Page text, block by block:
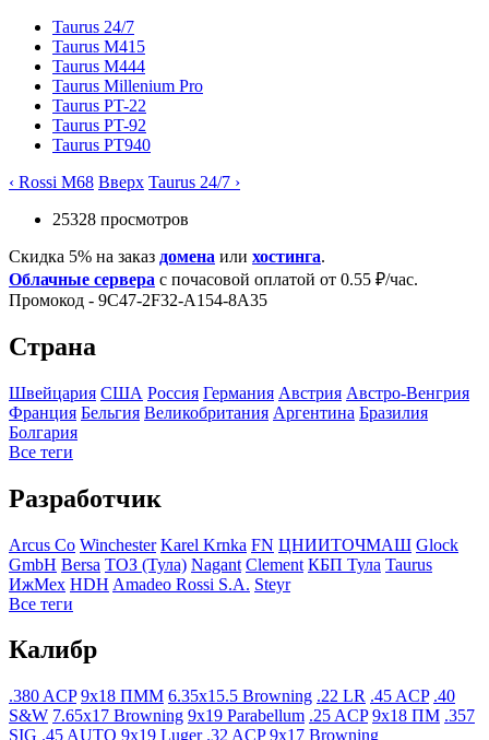
Taurus 24/7
Taurus M415
Taurus M444
Taurus Millenium Pro
Taurus PT-22
Taurus PT-92
Taurus PT940
‹ Rossi M68 Вверх Taurus 24/7 ›
25328 просмотров
Скидка 5% на заказ домена или хостинга.
Облачные сервера с почасовой оплатой от 0.55 ₽/час.
Промокод - 9C47-2F32-A154-8A35
Страна
Швейцария США Росcия Германия Австрия Австро-Венгрия
Франция Бельгия Великобритания Аргентина Бразилия
Болгария
Все теги
Разработчик
Arcus Co Winchester Karel Krnka FN ЦНИИТОЧМАШ Glock
GmbH Bersa ТОЗ (Тула) Nagant Clement КБП Тула Taurus
ИжМех HDH Amadeo Rossi S.A. Steyr
Все теги
Калибр
.380 ACP 9x18 ПММ 6.35x15.5 Browning .22 LR .45 ACP .40
S&W 7.65x17 Browning 9x19 Parabellum .25 ACP 9x18 ПМ .357
SIG .45 AUTO 9x19 Luger .32 ACP 9x17 Browning